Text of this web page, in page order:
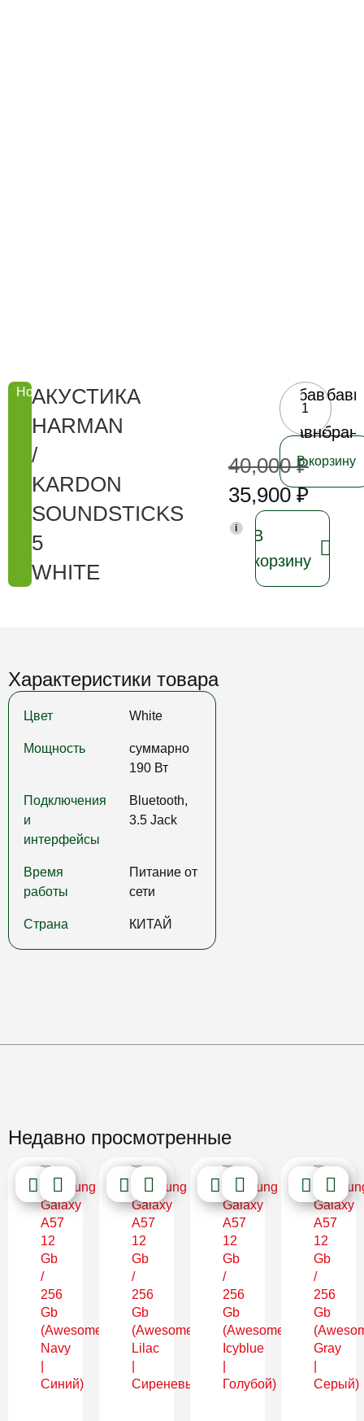
Новинка
АКУСТИКА
HARMAN
/
KARDON
SOUNDSTICKS
5
WHITE
40,000₽
35,900₽
i
В
корзину
В корзину
Добавить
в
сравнение
в
Характеристики товара
Цвет White
Мощность
суммарно
190 Вт
Подключения
и
интерфейсы
Bluetooth,
3.5 Jack
Время
работы
Питание от
сети
Страна КИТАЙ
Недавно просмотренные